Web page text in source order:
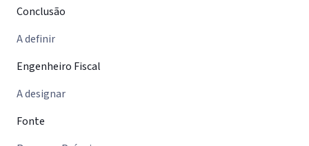
Conclusão
A definir
Engenheiro Fiscal
A designar
Fonte